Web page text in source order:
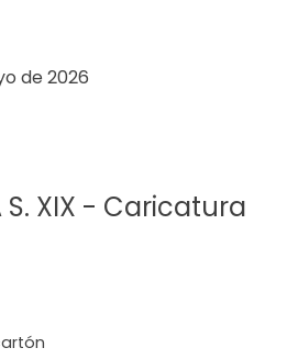
de 2026
S. XIX - Caricatura